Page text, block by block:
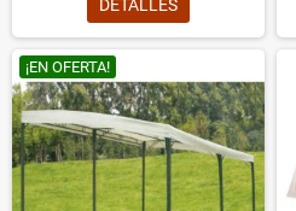
DETALLES
¡EN OFERTA!